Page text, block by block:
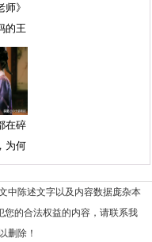
》
的王
在碎
为何
中陈述文字以及内容数据庞杂本
的合法权益的内容，请联系我
删除！